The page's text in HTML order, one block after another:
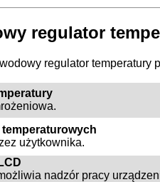
regulator
regulator
użytkownika.
nadzór pracy